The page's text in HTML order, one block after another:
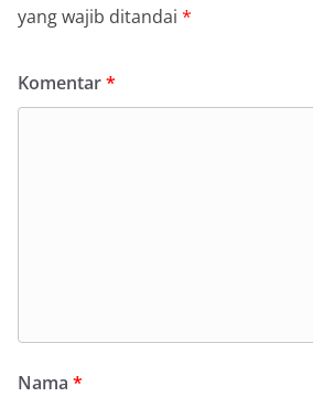
yang wajib ditandai *
Komentar*
Nama *